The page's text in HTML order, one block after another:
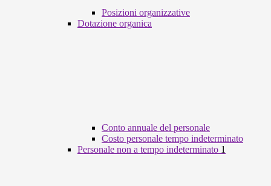
Posizioni organizzative
Dotazione organica
Conto annuale del personale
Costo personale tempo indeterminato
Personale non a tempo indeterminato 1